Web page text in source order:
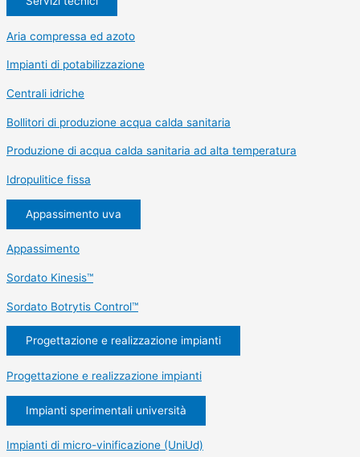
Aria compressa ed azoto
Impianti di potabilizzazione
Centrali idriche
Bollitori di produzione acqua calda sanitaria
Produzione di acqua calda sanitaria ad alta temperatura
Idropulitice fissa
Appassimento uva
Appassimento
Sordato Kinesis™
Sordato Botrytis Control™
Progettazione e realizzazione impianti
Progettazione e realizzazione impianti
Impianti sperimentali università
Impianti di micro-vinificazione (UniUd)